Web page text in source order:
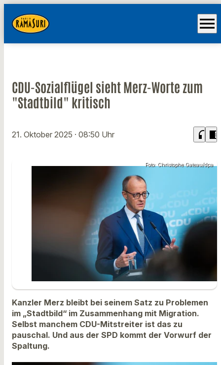
menu
CDU-Sozialflügel sieht Merz-Worte zum
"Stadtbild" kritisch
21. Oktober 2025 · 08:50 Uhr headphones chrome_reader_mode
Foto: Christophe Gateau/dpa
Kanzler Merz bleibt bei seinem Satz zu Problemen
im „Stadtbild“ im Zusammenhang mit Migration.
Selbst manchem CDU-Mitstreiter ist das zu
pauschal. Und aus der SPD kommt der Vorwurf der
Spaltung.